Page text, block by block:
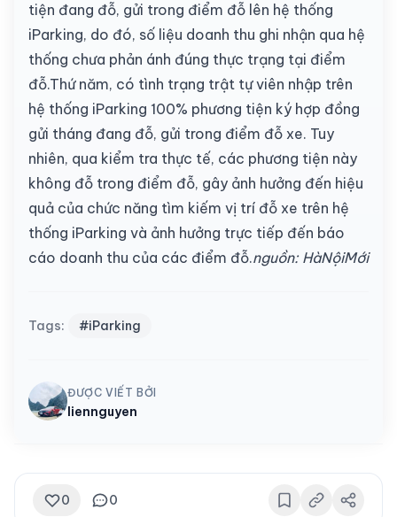
tiện đang đỗ, gửi trong điểm đỗ lên hệ thống
iParking, do đó, số liệu doanh thu ghi nhận qua hệ
thống chưa phản ánh đúng thực trạng tại điểm
đỗ.Thứ năm, có tình trạng trật tự viên nhập trên
hệ thống iParking 100% phương tiện ký hợp đồng
gửi tháng đang đỗ, gửi trong điểm đỗ xe. Tuy
nhiên, qua kiểm tra thực tế, các phương tiện này
không đỗ trong điểm đỗ, gây ảnh hưởng đến hiệu
quả của chức năng tìm kiếm vị trí đỗ xe trên hệ
thống iParking và ảnh hưởng trực tiếp đến báo
cáo doanh thu của các điểm đỗ.nguồn: HàNộiMới
Tags: #iParking
ĐƯỢC VIẾT BỞI
liennguyen
0 0